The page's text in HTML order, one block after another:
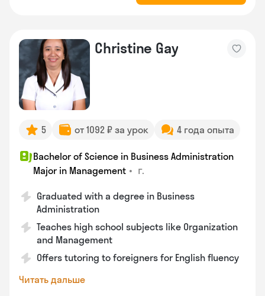
Christine Gay
5 от 1092 ₽ за урок 4 года опыта
Bachelor of Science in Business Administration
Major in Management • г.
Graduated with a degree in Business
Administration
Teaches high school subjects like Organization
and Management
Offers tutoring to foreigners for English fluency
Читать дальше